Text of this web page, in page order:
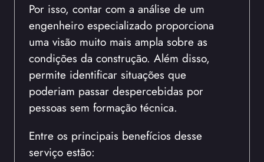
Por isso, contar com a análise de um
engenheiro especializado proporciona
uma visão muito mais ampla sobre as
condições da construção. Além disso,
permite identificar situações que
poderiam passar despercebidas por
pessoas sem formação técnica.
Entre os principais benefícios desse
serviço estão: